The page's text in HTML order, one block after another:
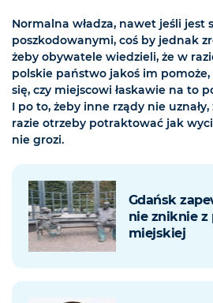
Normalna władza, nawet jeśli jest
poszkodowanymi, coś by jednak
żeby obywatele wiedzieli, że w
polskie państwo jakoś im
się, czy miejscowi łaskawie na to
I po to, żeby inne rządy nie
razie otrzeby potraktować jak
nie grozi.
Gdańsk
nie zniknie z
miejskiej